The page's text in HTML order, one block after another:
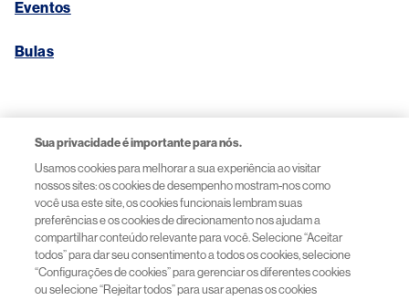
Eventos
Bulas
Aviso de Privacidade
Termos de Uso
Acessibilidade
Sua privacidade é importante para nós.
Usamos cookies para melhorar a sua experiência ao visitar
nossos sites: os cookies de desempenho mostram-nos como
você usa este site, os cookies funcionais lembram suas
preferências e os cookies de direcionamento nos ajudam a
compartilhar conteúdo relevante para você. Selecione “Aceitar
todos” para dar seu consentimento a todos os cookies, selecione
“Configurações de cookies” para gerenciar os diferentes cookies
ou selecione “Rejeitar todos” para usar apenas os cookies